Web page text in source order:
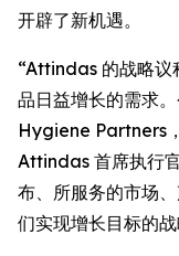
开辟了新机遇。
“Attindas 的战略议
品日益增长的需求
Hygiene Partners
Attindas 首席执行
布、所服务的市场
们实现增长目标的